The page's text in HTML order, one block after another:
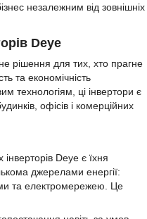
незалежним від зовнішніх
Deye
рішення для тих, хто прагне
та економічність
технологіям, ці інвертори є
офісів і комерційних
Deye є їхня
джерелами енергії:
та електромережею. Це